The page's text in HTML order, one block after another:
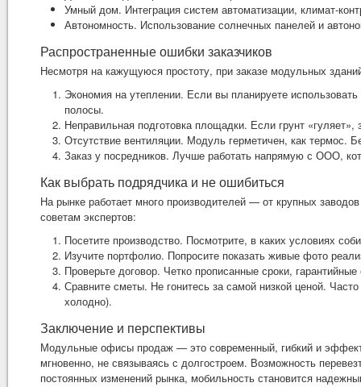
Умный дом. Интеграция систем автоматизации, климат-
Автономность. Использование солнечных панелей и
Распространенные ошибки заказчиков
Несмотря на кажущуюся простоту, при заказе модульных
Экономия на утеплении. Если вы планируете
полосы.
Неправильная подготовка площадки. Если грунт
Отсутствие вентиляции. Модуль герметичен, как термос.
Заказ у посредников. Лучше работать напрямую с ООО,
Как выбрать подрядчика и не ошибиться
На рынке работает много производителей — от крупных
советам экспертов:
Посетите производство. Посмотрите, в каких условиях
Изучите портфолио. Попросите показать живые фото
Проверьте договор. Четко прописанные сроки,
Сравните сметы. Не гонитесь за самой низкой ценой.
холодно).
Заключение и перспективы
Модульные офисы продаж — это современный, гибкий и
мгновенно, не связываясь с долгостроем. Возможность
постоянных изменений рынка, мобильность становится